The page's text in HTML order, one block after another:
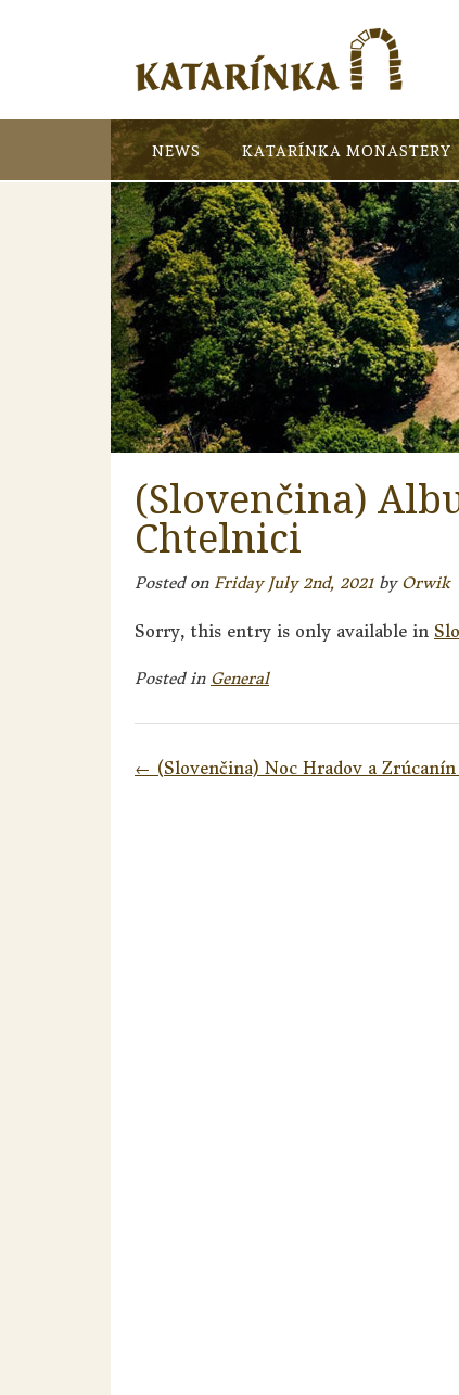
NEWS KATARÍNKA MONASTERY
(Slovenčina)
Chtelnici
Posted on Friday July 2nd, 2021by Orwik
Sorry, this entry is only available in
Posted in General
Post
← (Slovenčina) Noc Hradov a Zrúcanín